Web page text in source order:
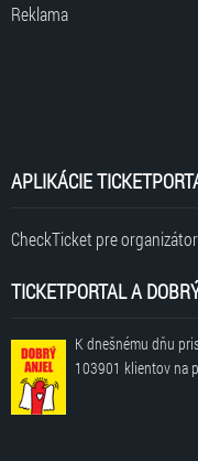
Reklama
APLIKÁCIE
CheckTicket pre
TICKETPORTAL A
K dnešnému dňu
103901 klientov na